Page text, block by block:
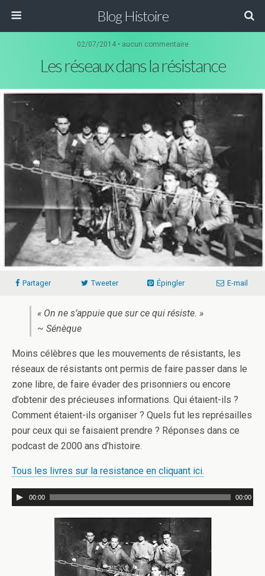
Blog Histoire
02/07/2014 • aucun commentaire
Les réseaux dans la résistance
Partager Tweeter Épingler E-mail
« On ne s’appuie que sur ce qui résiste. »
~ Sénèque
Moins célèbres que les mouvements de résistants, les
réseaux de résistants ont permis de faire passer dans le
zone libre, de faire évader des prisonniers ou encore
d’obtenir des précieuses informations. Qui étaient-ils ?
Comment étaient-ils organiser ? Quels fut les représailles
pour ceux qui se faisaient prendre ? Réponses dans ce
podcast de 2000 ans d’histoire.
Tous les livres sur la resistance en cliquant ici.
00:00 00:00